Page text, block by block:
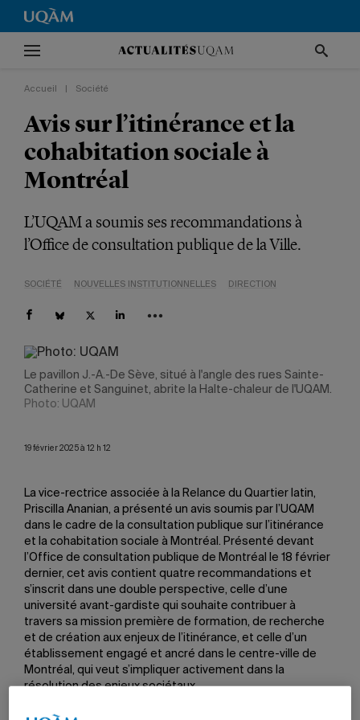
Accueil Société
Avis sur l’itinérance et la
cohabitation sociale à
Montréal
L’UQAM a soumis ses recommandations à
l’Office de consultation publique de la Ville.
SOCIÉTÉ NOUVELLES INSTITUTIONNELLES DIRECTION
Le pavillon J.-A.-De Sève, situé à l'angle des rues Sainte-
Catherine et Sanguinet, abrite la Halte-chaleur de l'UQAM.
Photo: UQAM
19 février 2025 à 12 h 12
La vice-rectrice associée à la Relance du Quartier latin,
Priscilla Ananian, a présenté un avis soumis par l’UQAM
dans le cadre de la consultation publique sur l’itinérance
et la cohabitation sociale à Montréal. Présenté devant
l’Office de consultation publique de Montréal le 18 février
dernier, cet avis contient quatre recommandations et
s’inscrit dans une double perspective, celle d’une
université avant-gardiste qui souhaite contribuer à
travers sa mission première de formation, de recherche
et de création aux enjeux de l’itinérance, et celle d’un
établissement engagé et ancré dans le centre-ville de
Montréal, qui veut s’impliquer activement dans la
résolution des enjeux sociétaux.